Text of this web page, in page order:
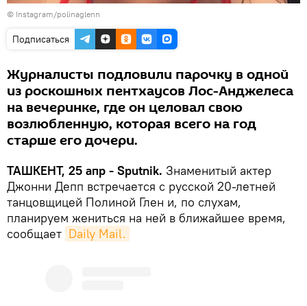
© Instagram/polinaglenn
Подписаться
Журналисты подловили парочку в одной
из роскошных пентхаусов Лос-Анджелеса
на вечеринке, где он целовал свою
возлюбленную, которая всего на год
старше его дочери.
ТАШКЕНТ, 25 апр - Sputnik. Знаменитый актер
Джонни Депп встречается с русской 20-летней
танцовщицей Полиной Глен и, по слухам,
планируем жениться на ней в ближайшее время,
сообщает Daily Mail.